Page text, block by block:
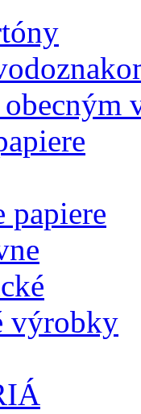
obecným
papiere
výrobky